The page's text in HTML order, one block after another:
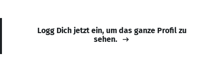
Logg Dich jetzt ein, um das ganze Profil zu
sehen.